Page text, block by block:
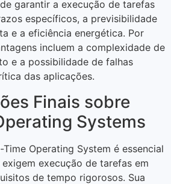
garantir a execução de tarefas
específicos, a previsibilidade
e a eficiência energética. Por
incluem a complexidade de
e a possibilidade de falhas
das aplicações.
Finais sobre
Systems
Time Operating System é essencial
execução de tarefas em
de tempo rigorosos. Sua